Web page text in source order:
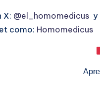
X: @el_homomedicus y
como: Homomedicus